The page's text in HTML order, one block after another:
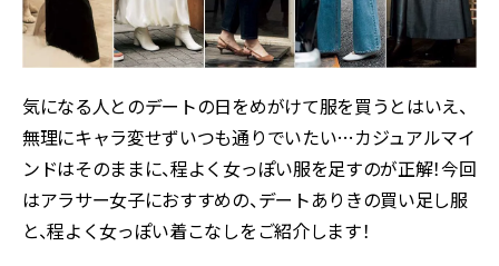
気になる人とのデートの日をめがけて服を買うとはいえ、
無理にキャラ変せずいつも通りでいたい…カジュアルマイ
ンドはそのままに、程よく女っぽい服を足すのが正解！今回
はアラサー女子におすすめの、デートありきの買い足し服
と、程よく女っぽい着こなしをご紹介します！